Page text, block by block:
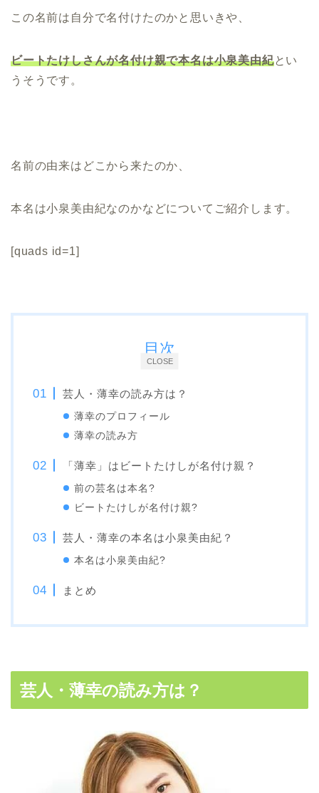
この名前は自分で名付けたのかと思いきや、
ビートたけしさんが名付け親で本名は小泉美由紀とい
うそうです。
名前の由来はどこから来たのか、
本名は小泉美由紀なのかなどについてご紹介します。
[quads id=1]
CLOSE
目次
芸人・薄幸の読み方は？
薄幸のプロフィール
薄幸の読み方
「薄幸」はビートたけしが名付け親？
前の芸名は本名?
ビートたけしが名付け親?
芸人・薄幸の本名は小泉美由紀？
本名は小泉美由紀?
まとめ
芸人・薄幸の読み方は？